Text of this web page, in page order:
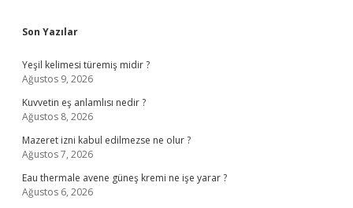
Sidebar
Son Yazılar
Yeşil kelimesi türemiş midir ?
Ağustos 9, 2026
Kuvvetin eş anlamlısı nedir ?
Ağustos 8, 2026
Mazeret izni kabul edilmezse ne olur ?
Ağustos 7, 2026
Eau thermale avene güneş kremi ne işe yarar ?
Ağustos 6, 2026